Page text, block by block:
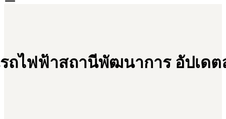
ถไฟฟ้าสถานีพัฒนาการ อัปเด